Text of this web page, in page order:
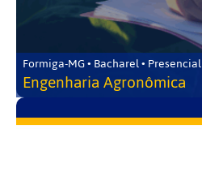
Formiga-MG • Bacharel • Presencial
Engenharia Agronômica